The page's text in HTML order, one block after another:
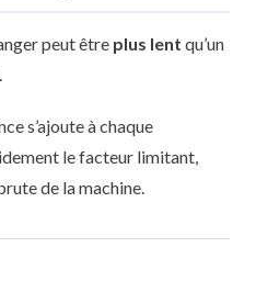
peut être plus lent qu’un
s’ajoute à chaque
le facteur limitant,
de la machine.